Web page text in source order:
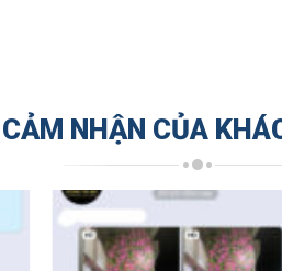
CẢM NHẬN CỦA